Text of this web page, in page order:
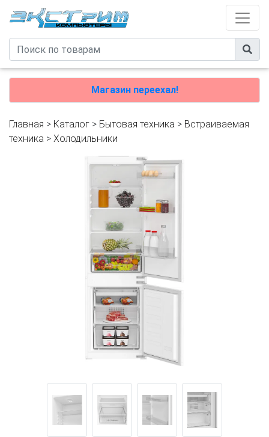
Магазин переехал!
Главная > Каталог > Бытовая техника > Встраиваемая
техника > Холодильники